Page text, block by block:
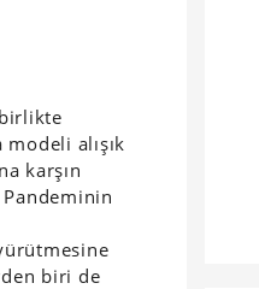
alışık
karşın
biri de